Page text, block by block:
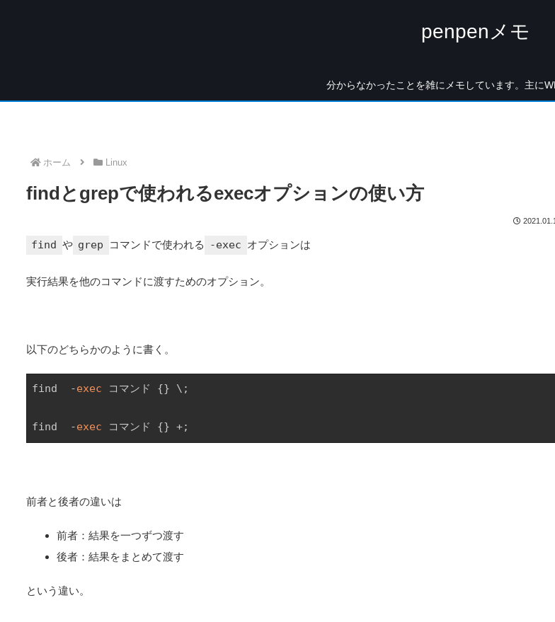
penpenメモ
分からなかったことを雑にメモしています。主に
ホーム Linux
findとgrepで使われるexecオプションの使い方
find や grep コマンドで使われる -exec オプションは
実行結果を他のコマンドに渡すためのオプション。
以下のどちらかのように書く。
find  -exec コマンド {} \;
find  -exec コマンド {} +;
前者と後者の違いは
前者：結果を一つずつ渡す
後者：結果をまとめて渡す
という違い。